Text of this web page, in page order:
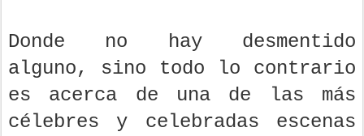
Donde no hay desmentido
alguno, sino todo lo contrario
es acerca de una de las más
célebres y celebradas escenas